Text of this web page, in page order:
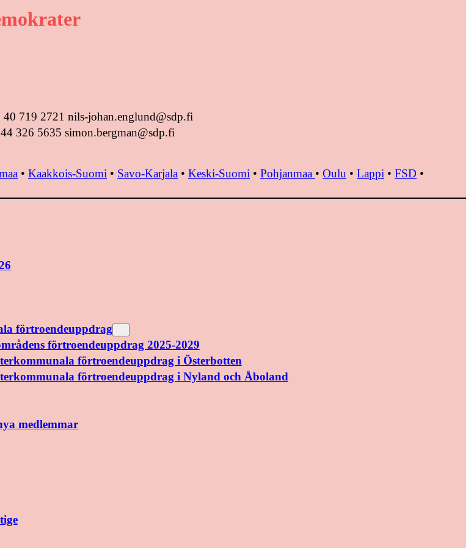
719 2721 nils-johan.englund@sdp.fi
326 5635 simon.bergman@sdp.fi
• Kaakkois-Suomi • Savo-Karjala • Keski-Suomi • Pohjanmaa • Oulu • Lappi • FSD •
förtroendeuppdrag
förtroendeuppdrag 2025-2029
förtroendeuppdrag i Österbotten
förtroendeuppdrag i Nyland och Åboland
medlemmar